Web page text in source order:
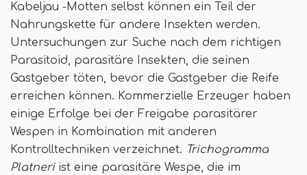
Kabeljau -Motten selbst können ein Teil der
Nahrungskette für andere Insekten werden.
Untersuchungen zur Suche nach dem richtigen
Parasitoid, parasitäre Insekten, die seinen
Gastgeber töten, bevor die Gastgeber die Reife
erreichen können. Kommerzielle Erzeuger haben
einige Erfolge bei der Freigabe parasitärer
Wespen in Kombination mit anderen
Kontrolltechniken verzeichnet. Trichogramma
Platneriist eine parasitäre Wespe, die im